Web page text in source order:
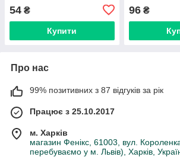
114795
54 ₴
Купити
Gray III ) №
96₴
Про нас
99% позитивних з 87 відгуків за рік
Працює з 25.10.2017
м. Харків
магазин Фенікс, 61003, вул.
перебуваємо у м. Львів), Харків,